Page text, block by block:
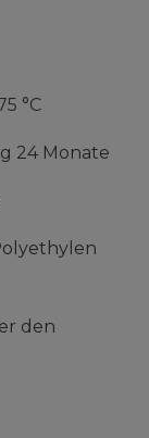
°C
24 Monate
den